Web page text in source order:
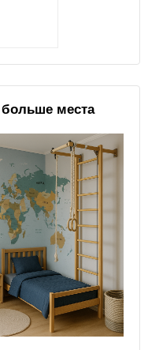
места